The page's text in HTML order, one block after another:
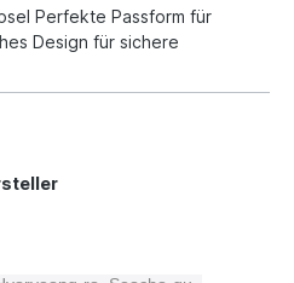
Perfekte Passform für
Design für sichere